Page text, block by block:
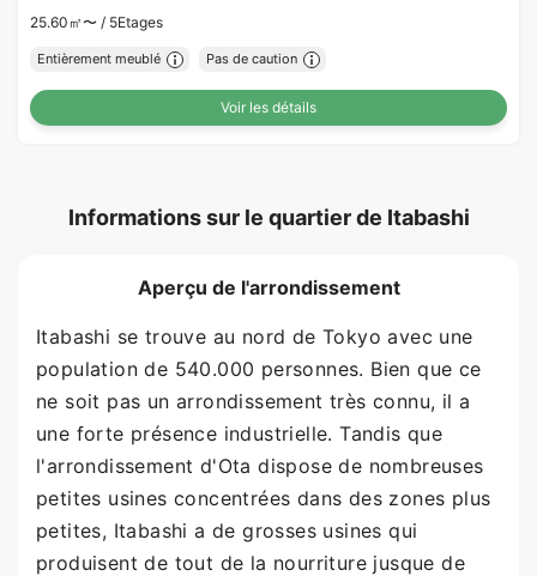
25.60㎡〜 / 5Etages
Entièrement meublé Pas de caution
Voir les détails
Informations sur le quartier de Itabashi
Aperçu de l'arrondissement
Itabashi se trouve au nord de Tokyo avec une
population de 540.000 personnes. Bien que ce
ne soit pas un arrondissement très connu, il a
une forte présence industrielle. Tandis que
l'arrondissement d'Ota dispose de nombreuses
petites usines concentrées dans des zones plus
petites, Itabashi a de grosses usines qui
produisent de tout de la nourriture jusque de